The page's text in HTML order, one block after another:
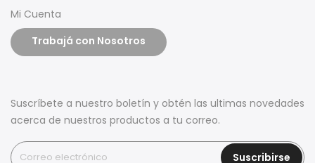
Mi Cuenta
Trabajá con Nosotros
Suscríbete a nuestro boletín y obtén las ultimas novedades
acerca de nuestros productos a tu correo.
Suscribirse